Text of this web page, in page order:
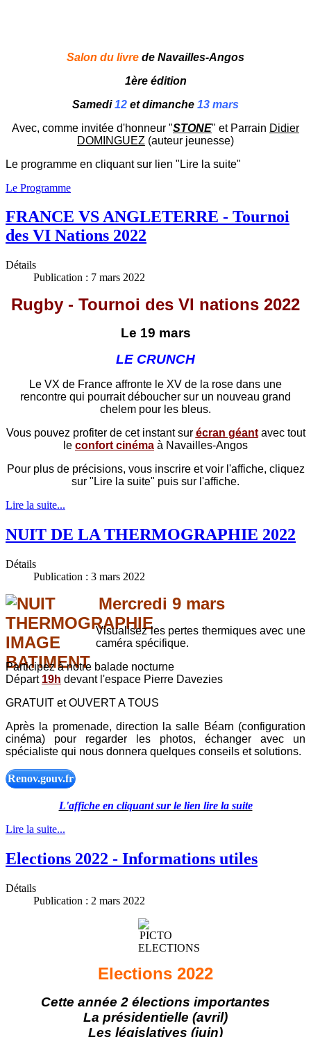
Salon du livre de Navailles-Angos
1ère édition
Samedi12 et dimanche 13 mars
Avec, comme invitée d'honneur "STONE" et Parrain Didier
DOMINGUEZ (auteur jeunesse)
Le programme en cliquant sur lien "Lire la suite"
Le Programme
FRANCE VS ANGLETERRE - Tournoi
des VI Nations 2022
Détails
Publication : 7 mars 2022
Rugby - Tournoi des VI nations 2022
Le 19 mars
LE CRUNCH
Le VX de France affronte le XV de la rose dans une
rencontre qui pourrait déboucher sur un nouveau grand
chelem pour les bleus.
Vous pouvez profiter de cet instant sur écran géantavec tout
le confort cinéma à Navailles-Angos
Pour plus de précisions, vous inscrire et voir l'affiche, cliquez
sur "Lire la suite" puis sur l'affiche.
Lire la suite...
NUIT DE LA THERMOGRAPHIE 2022
Détails
Publication : 3 mars 2022
Mercredi 9 mars
Visualisez les pertes thermiques avec une
caméra spécifique.
Participez à notre balade nocturne
Départ 19h devant l'espace Pierre Davezies
GRATUIT et OUVERT A TOUS
Après la promenade, direction la salle Béarn (configuration
cinéma) pour regarder les photos, échanger avec un
spécialiste qui nous donnera quelques conseils et solutions.
Renov.gouv.fr
L'affiche en cliquant sur le lien lire la suite
Lire la suite...
Elections 2022 - Informations utiles
Détails
Publication : 2 mars 2022
Elections 2022
Cette année 2 élections importantes
La présidentielle (avril)
Les législatives (juin)